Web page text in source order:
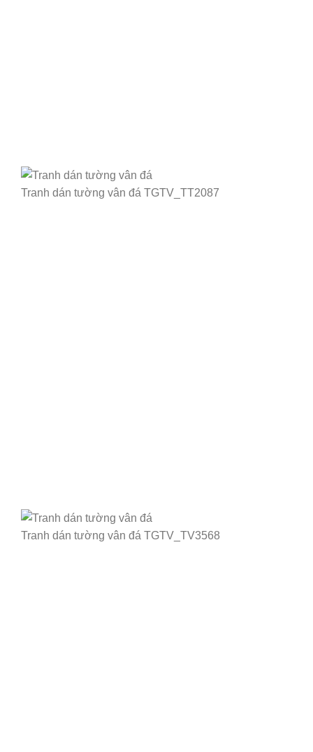
Tranh dán tường vân đá TGTV_TT2087
Tranh dán tường vân đá TGTV_TV3568